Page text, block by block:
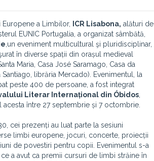
a Limbilor, ICR Lisabona, alături de
EUNIC Portugalia, a organizat sâmbătă,
,un eveniment multicultural şi pluridisciplinar,
în diverse spații din orașul medieval
Maria, Casa José Saramago, Casa da
Santiago, librăria Mercado). Evenimentul, la
peste 400 de persoane, a fost integrat
Literar Internațional din Óbidos
acesta între 27 septembrie și 7 octombrie.
cei prezenți au luat parte la sesiuni
limbi europene, jocuri, concerte, proiecții
de povestiri pentru copii. Evenimentul s-a
a avut ca premii cursuri de limbi străine în